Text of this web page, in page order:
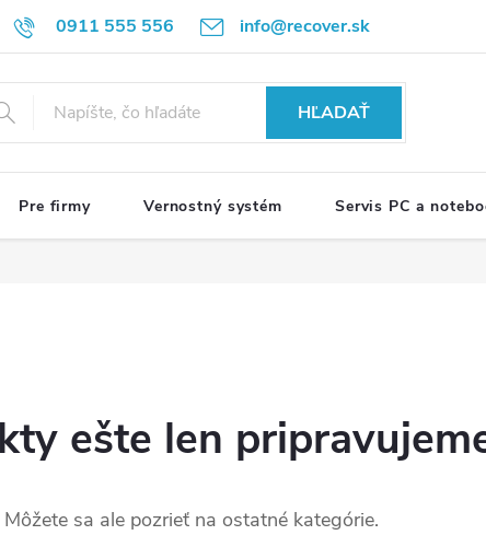
0911 555 556 info@recover.sk
osobných údajov Formulár na odstúpenie od zmluvy
HĽADAŤ
Pre firmy Vernostný systém Servis PC a
ešte len
Môžete sa ale pozrieť na ostatné kategórie.